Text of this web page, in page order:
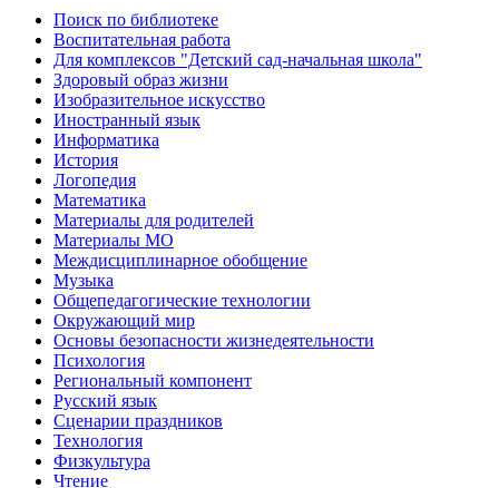
Поиск по библиотеке
Воспитательная работа
Для комплексов "Детский сад-начальная школа"
Здоровый образ жизни
Изобразительное искусство
Иностранный язык
Информатика
История
Логопедия
Математика
Материалы для родителей
Материалы МО
Междисциплинарное обобщение
Музыка
Общепедагогические технологии
Окружающий мир
Основы безопасности жизнедеятельности
Психология
Региональный компонент
Русский язык
Сценарии праздников
Технология
Физкультура
Чтение